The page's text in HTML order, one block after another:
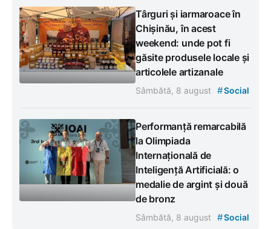
Târguri și iarmaroace în
Chișinău, în acest
weekend: unde pot fi
găsite produsele locale și
articolele artizanale
Sâmbătă, 8 august #Social
Performanță remarcabilă
la Olimpiada
Internațională de
Inteligență Artificială: o
medalie de argint și două
de bronz
Sâmbătă, 8 august #Social